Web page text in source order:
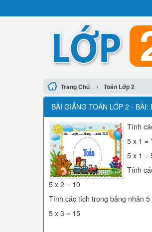
Trang Chủ › Toán Lớp 2
BÀI GIẢNG TOÁN LỚP 2 -
Tính
5 x 1 =
5 x 1 =
Tính
5 x 2 = 10
Tính các tích trong bảng nhân 5
5 x 3 = 15